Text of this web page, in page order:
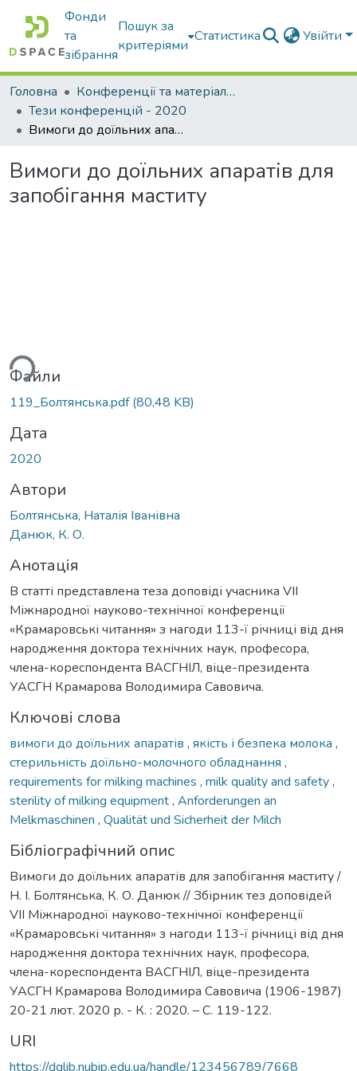
Фонди
та
зібрання
Пошук за
критеріями
Статистика Увійти
Головна
Конференції та матеріали конференцій
Тези конференцій - 2020
Вимоги до доїльних апаратів для запобігання маститу
Вимоги до доїльних апаратів для
запобігання маститу
Файли
119_Болтянська.pdf(80,48 KB)
Дата
2020
Автори
Болтянська, Наталія Іванівна
Данюк, К. О.
Анотація
В статті представлена теза доповіді учасника VIІ
Міжнародної науково-технічної конференції
«Крамаровські читання» з нагоди 113-ї річниці від дня
народження доктора технічних наук, професора,
члена-кореспондента ВАСГНІЛ, віце-президента
УАСГН Крамарова Володимира Савовича.
Ключові слова
вимоги до доїльних апаратів , якість і безпека молока ,
стерильність доїльно-молочного обладнання ,
requirements for milking machines , milk quality and safety,
sterility of milking equipment, Anforderungen an
Melkmaschinen , Qualität und Sicherheit der Milch
Бібліографічний опис
Вимоги до доїльних апаратів для запобігання маститу /
Н. І. Болтянська, К. О. Данюк // Збірник тез доповідей
VIІ Міжнародної науково-технічної конференції
«Крамаровські читання» з нагоди 113-ї річниці від дня
народження доктора технічних наук, професора,
члена-кореспондента ВАСГНІЛ, віце-президента
УАСГН Крамарова Володимира Савовича (1906-1987)
20-21 лют. 2020 р. - К. : 2020. – С. 119-122.
URI
https://dglib.nubip.edu.ua/handle/123456789/7668